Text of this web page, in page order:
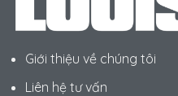
Giới thiệu về chúng tôi
Liên hệ tư vấn